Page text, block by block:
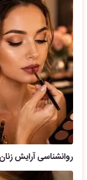
روانشناسی آرایش